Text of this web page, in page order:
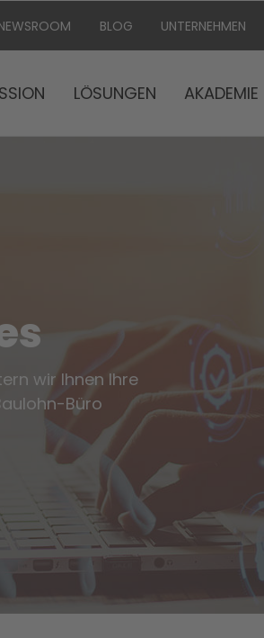
BLOG UNTERNEHMEN
LÖSUNGEN AKADEMIE
wir Ihnen Ihre
Büro